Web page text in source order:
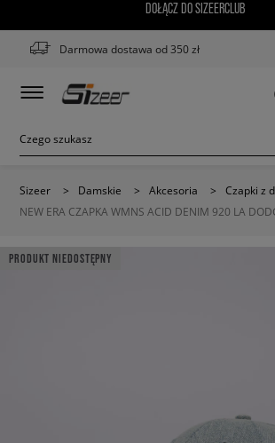
DOŁĄCZ DO SIZEERCLUB
Darmowa dostawa od 350 zł
Sizeer > Damskie > Akcesoria > Czapki z
NEW ERA CZAPKA WMNS ACID DENIM 920 LA
PRODUKT NIEDOSTĘPNY